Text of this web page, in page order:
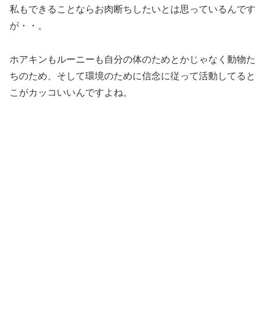
私もできることならお肉断ちしたいとは思っているんです
が・・。
ホアキンもルーニーも自分の体のためとかじゃなく動物た
ちのため、そして環境のために信念に従って活動してると
こがカッコいいんですよね。